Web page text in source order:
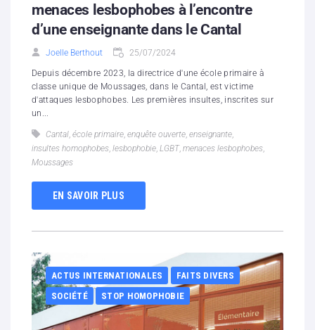
menaces lesbophobes à l’encontre
d’une enseignante dans le Cantal
Joelle Berthout 25/07/2024
Depuis décembre 2023, la directrice d'une école primaire à
classe unique de Moussages, dans le Cantal, est victime
d'attaques lesbophobes. Les premières insultes, inscrites sur
un...
Cantal, école primaire, enquête ouverte, enseignante,
insultes homophobes, lesbophobie, LGBT, menaces lesbophobes,
Moussages
EN SAVOIR PLUS
ACTUS INTERNATIONALES
FAITS DIVERS
SOCIÉTÉ
STOP HOMOPHOBIE